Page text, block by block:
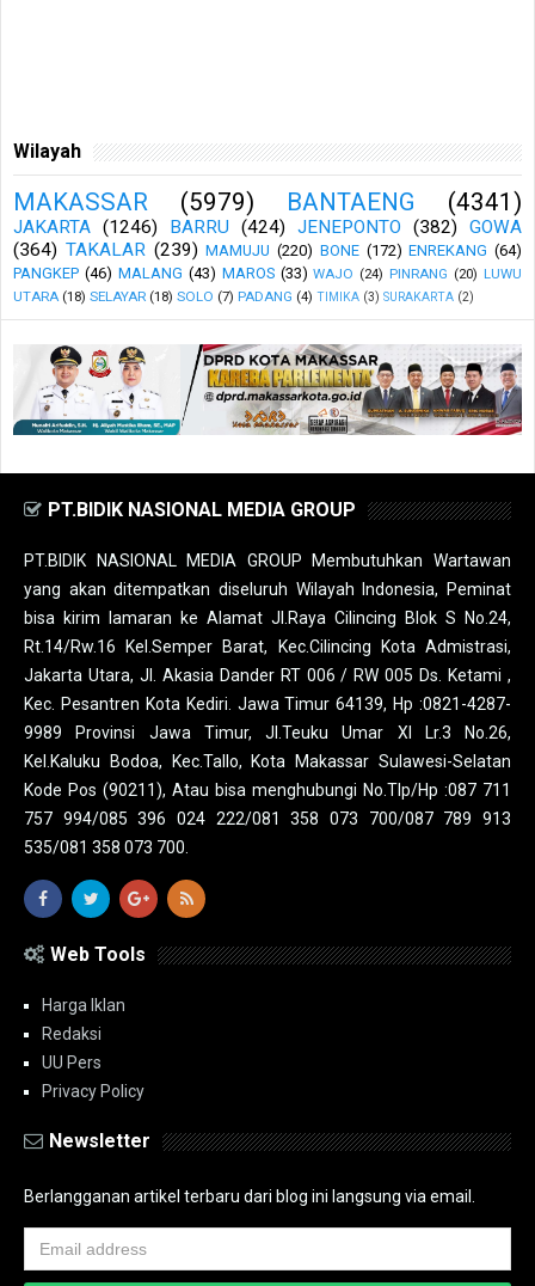
Wilayah
MAKASSAR (5979) BANTAENG (4341)
JAKARTA (1246) BARRU (424) JENEPONTO (382)
GOWA
(364) TAKALAR (239) MAMUJU (220) BONE (172) ENREKANG (64)
PANGKEP (46) MALANG (43) MAROS (33) WAJO (24) PINRANG (20) LUWU
UTARA (18) SELAYAR (18) SOLO (7) PADANG (4) TIMIKA (3) SURAKARTA (2)
PT.BIDIK NASIONAL MEDIA GROUP
PT.BIDIK NASIONAL MEDIA GROUP Membutuhkan Wartawan
yang akan ditempatkan diseluruh Wilayah Indonesia, Peminat
bisa kirim lamaran ke Alamat Jl.Raya Cilincing Blok S No.24,
Rt.14/Rw.16 Kel.Semper Barat, Kec.Cilincing Kota Admistrasi,
Jakarta Utara, Jl. Akasia Dander RT 006 / RW 005 Ds. Ketami ,
Kec. Pesantren Kota Kediri. Jawa Timur 64139, Hp :0821-4287-
9989 Provinsi Jawa Timur, Jl.Teuku Umar XI Lr.3 No.26,
Kel.Kaluku Bodoa, Kec.Tallo, Kota Makassar Sulawesi-Selatan
Kode Pos (90211), Atau bisa menghubungi No.Tlp/Hp :087 711
757 994/085 396 024 222/081 358 073 700/087 789 913
535/081 358 073 700.
Web Tools
Harga Iklan
Redaksi
UU Pers
Privacy Policy
Newsletter
Berlangganan artikel terbaru dari blog ini langsung via email.